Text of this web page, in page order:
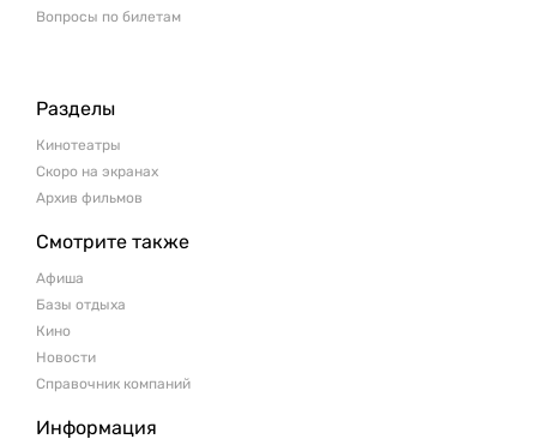
Вопросы по билетам
Разделы
Кинотеатры
Скоро на экранах
Архив фильмов
Смотрите также
Афиша
Базы отдыха
Кино
Новости
Справочник компаний
Информация